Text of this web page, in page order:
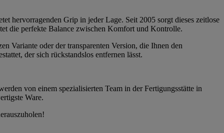
hervorragenden Grip in jeder Lage. Seit 2005 sorgt dieses zeitlose
die perfekte Balance zwischen Komfort und Kontrolle.
Variante oder der transparenten Version, die Ihnen den
der sich rückstandslos entfernen lässt.
von einem spezialisierten Team in der Fertigungsstätte in
Ware.